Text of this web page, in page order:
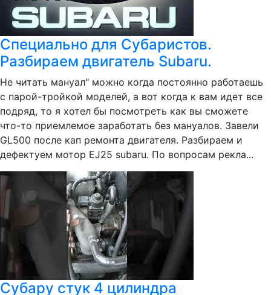
Специально для Субаристов.
Разбираем двигатель Subaru.
Не читать мануал" можно когда постоянно работаешь
с парой-тройкой моделей, а вот когда к вам идет все
подряд, то я хотел бы посмотреть как вы сможете
что-то приемлемое заработать без мануалов. Завели
GL500 после кап ремонта двигателя. Разбираем и
дефектуем мотор EJ25 subaru. По вопросам рекла...
Субару стук 4 цилиндра